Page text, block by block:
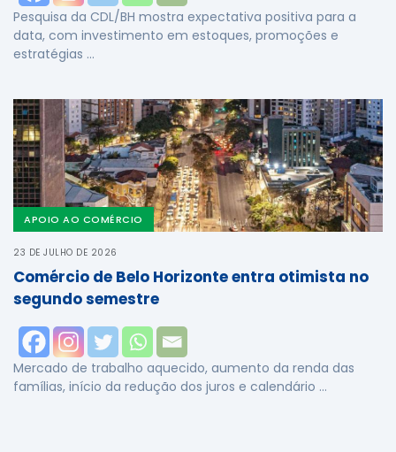
Pesquisa da CDL/BH mostra expectativa positiva para a
data, com investimento em estoques, promoções e
estratégias …
APOIO AO COMÉRCIO
23 DE JULHO DE 2026
Comércio de Belo Horizonte entra otimista no
segundo semestre
Mercado de trabalho aquecido, aumento da renda das
famílias, início da redução dos juros e calendário …